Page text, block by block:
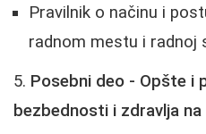
Pravilnik o načinu i
radnom mestu i radnoj
Posebni deo - Opšte i
bezbednosti i zdravlja na